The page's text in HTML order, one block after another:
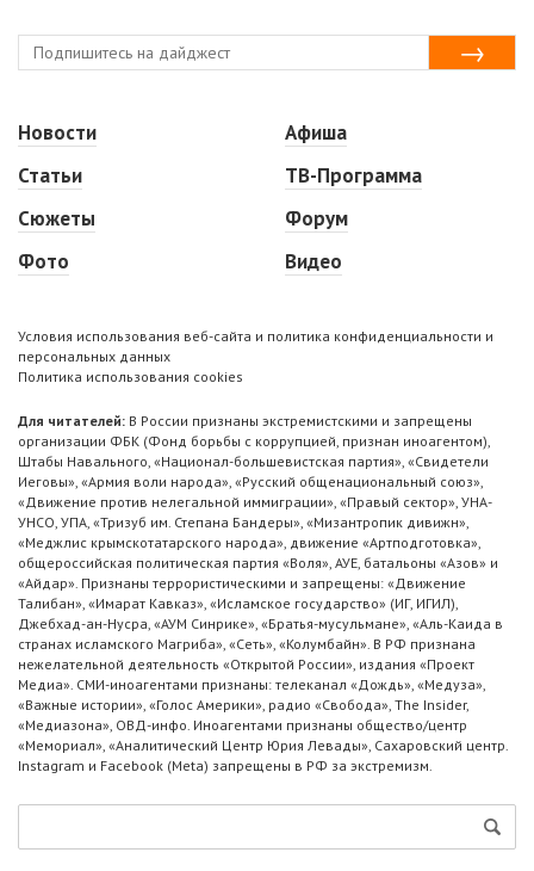
Новости
Статьи
Сюжеты
Фото
Афиша
ТВ-Программа
Форум
Видео
Условия использования веб-сайта и политика конфиденциальности и
персональных данных
Политика использования cookies
Для читателей: В России признаны экстремистскими и запрещены
организации ФБК (Фонд борьбы с коррупцией, признан иноагентом),
Штабы Навального, «Национал-большевистская партия», «Свидетели
Иеговы», «Армия воли народа», «Русский общенациональный союз»,
«Движение против нелегальной иммиграции», «Правый сектор», УНА-
УНСО, УПА, «Тризуб им. Степана Бандеры», «Мизантропик дивижн»,
«Меджлис крымскотатарского народа», движение «Артподготовка»,
общероссийская политическая партия «Воля», АУЕ, батальоны «Азов» и
«Айдар». Признаны террористическими и запрещены: «Движение
Талибан», «Имарат Кавказ», «Исламское государство» (ИГ, ИГИЛ),
Джебхад-ан-Нусра, «АУМ Синрике», «Братья-мусульмане», «Аль-Каида в
странах исламского Магриба», «Сеть», «Колумбайн». В РФ признана
нежелательной деятельность «Открытой России», издания «Проект
Медиа». СМИ-иноагентами признаны: телеканал «Дождь», «Медуза»,
«Важные истории», «Голос Америки», радио «Свобода», The Insider,
«Медиазона», ОВД-инфо. Иноагентами признаны общество/центр
«Мемориал», «Аналитический Центр Юрия Левады», Сахаровский центр.
Instagram и Facebook (Metа) запрещены в РФ за экстремизм.